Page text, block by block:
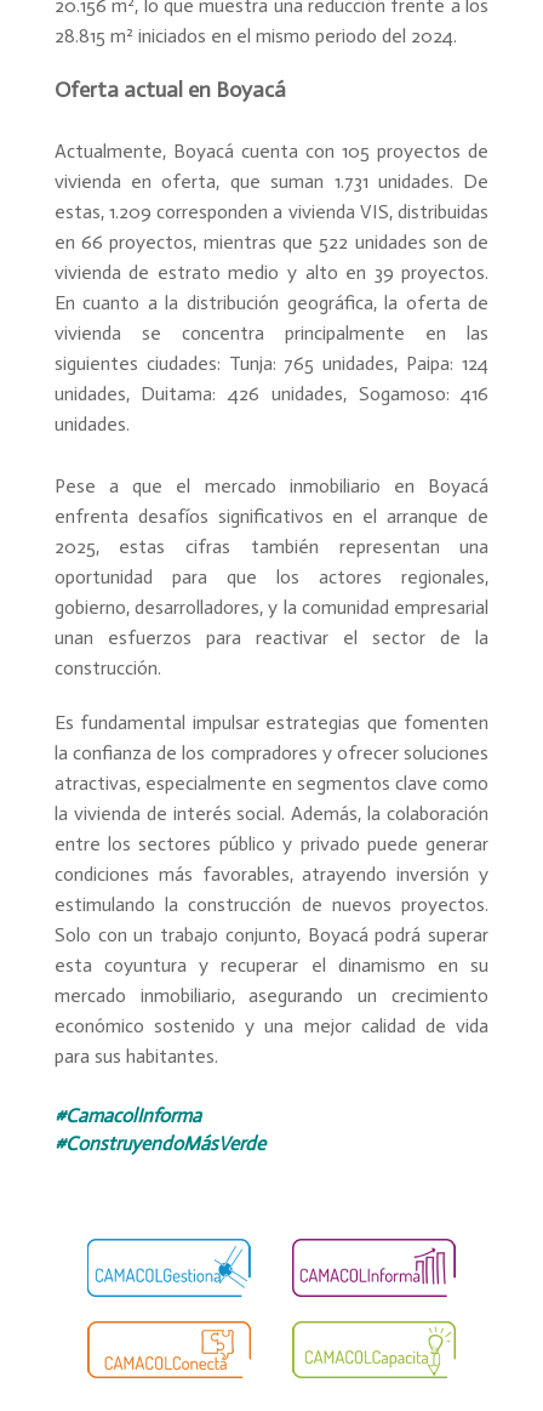
20.156 m², lo que muestra una reducción frente a los
28.815 m² iniciados en el mismo periodo del 2024.
Oferta actual en Boyacá
Actualmente, Boyacá cuenta con 105 proyectos de
vivienda en oferta, que suman 1.731 unidades. De
estas, 1.209 corresponden a vivienda VIS, distribuidas
en 66 proyectos, mientras que 522 unidades son de
vivienda de estrato medio y alto en 39 proyectos.
En cuanto a la distribución geográfica, la oferta de
vivienda se concentra principalmente en las
siguientes ciudades: Tunja: 765 unidades, Paipa: 124
unidades, Duitama: 426 unidades, Sogamoso: 416
unidades.
Pese a que el mercado inmobiliario en Boyacá
enfrenta desafíos significativos en el arranque de
2025, estas cifras también representan una
oportunidad para que los actores regionales,
gobierno, desarrolladores, y la comunidad empresarial
unan esfuerzos para reactivar el sector de la
construcción.
Es fundamental impulsar estrategias que fomenten
la confianza de los compradores y ofrecer soluciones
atractivas, especialmente en segmentos clave como
la vivienda de interés social. Además, la colaboración
entre los sectores público y privado puede generar
condiciones más favorables, atrayendo inversión y
estimulando la construcción de nuevos proyectos.
Solo con un trabajo conjunto, Boyacá podrá superar
esta coyuntura y recuperar el dinamismo en su
mercado inmobiliario, asegurando un crecimiento
económico sostenido y una mejor calidad de vida
para sus habitantes.
#CamacolInforma
#ConstruyendoMásVerde